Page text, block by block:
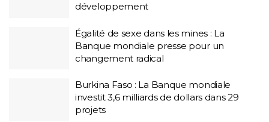
développement
Égalité de sexe dans les mines : La
Banque mondiale presse pour un
changement radical
Burkina Faso : La Banque mondiale
investit 3,6 milliards de dollars dans 29
projets